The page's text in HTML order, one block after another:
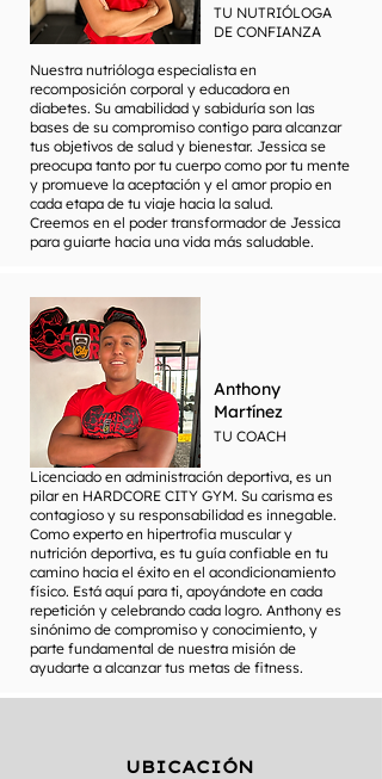
TU NUTRIÓLOGA
DE CONFIANZA
Nuestra nutrióloga especialista en
recomposición corporal y educadora en
diabetes. Su amabilidad y sabiduría son las
bases de su compromiso contigo para alcanzar
tus objetivos de salud y bienestar. Jessica se
preocupa tanto por tu cuerpo como por tu mente
y promueve la aceptación y el amor propio en
cada etapa de tu viaje hacia la salud.
Creemos en el poder transformador de Jessica
para guiarte hacia una vida más saludable.
Anthony
Martínez
TU COACH
Licenciado en administración deportiva, es un
pilar en HARDCORE CITY GYM. Su carisma es
contagioso y su responsabilidad es innegable.
Como experto en hipertrofia muscular y
nutrición deportiva, es tu guía confiable en tu
camino hacia el éxito en el acondicionamiento
físico. Está aquí para ti, apoyándote en cada
repetición y celebrando cada logro. Anthony es
sinónimo de compromiso y conocimiento, y
parte fundamental de nuestra misión de
ayudarte a alcanzar tus metas de fitness.
UBICACIÓN